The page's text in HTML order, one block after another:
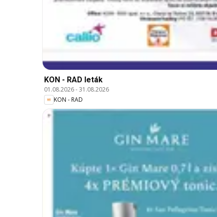
KON - RAD leták
01.08.2026-31.08.2026
KON - RAD